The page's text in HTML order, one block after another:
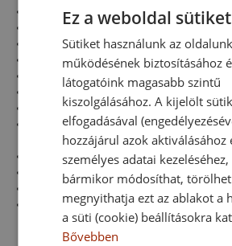
P+P Puszta-Ker Kereskedelmi Kft.
Planeton Hungary Kereskedelmi és
Pocak-Ábc Kereskedelmi Korlátolt
Prima-Protetika Gyártó és
Rollstar Árnyékolástechnikai Kft.
S.O.S. Pretty Szépségszalon Kft.
Sakura-Wendom Autókereskedelmi
Soroksár Patika Gyógyszertári
Kereskedelmi Bt.
Studio-D fodrász szalonok (Oasis Of
Szent Kozma Gyógyszertár Bt.
Szt.István Gyógyáru Kereskedelmi Bt.
Toyota Sakura Kereskedelmi és
KÉRJEN DÍJMENTES
Ez a weboldal
Sütiket használunk az
működésének biztosításához
látogatóink magasabb szintű
kiszolgálásához. A kijelölt sütik
elfogadásával
hozzájárul azok aktiválásához
személyes adatai
bármikor módosíthat,
megnyithatja ezt az ablakot a
a süti (cookie) beállításokra
Bővebben